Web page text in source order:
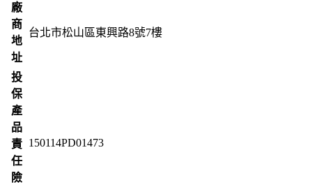
廠
商
地
址
台北市松山區東興路8號7樓
投
保
產
品
責
任
險
150114PD01473